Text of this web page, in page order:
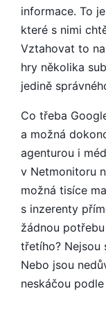
informace. To
které s nimi
Vztahovat to
hry několika
jedině
Co třeba
a možná
agenturou i
v Netmonitoru
možná tisíce
s inzerenty
žádnou
třetího? Nejsou
Nebo jsou
neskáčou